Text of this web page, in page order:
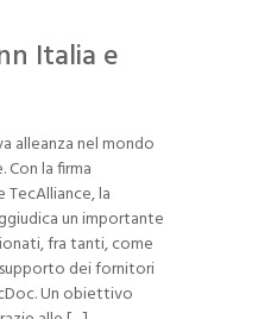
Italia e
alleanza nel mondo
la firma
TecAlliance, la
un importante
fra tanti, come
dei fornitori
Un obiettivo